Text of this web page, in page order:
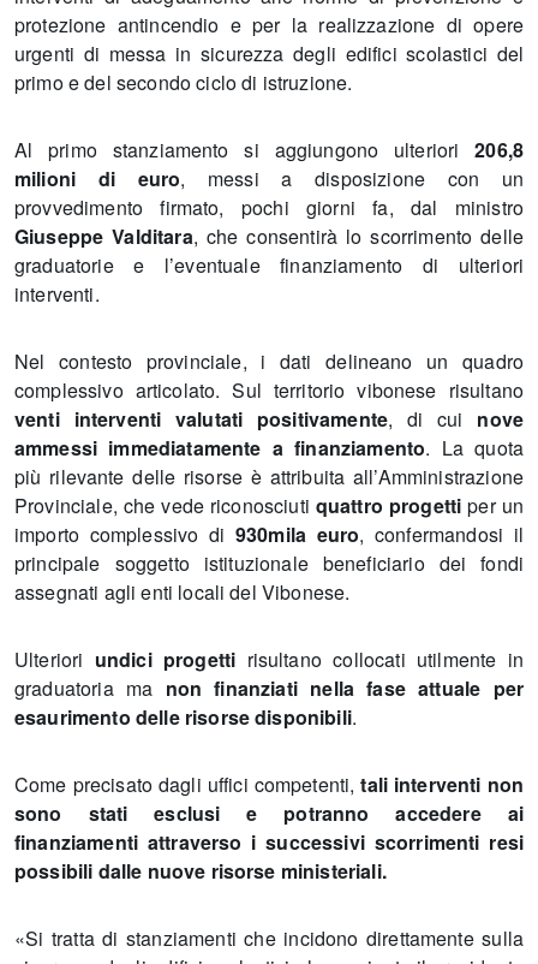
protezione antincendio e per la realizzazione di opere
urgenti di messa in sicurezza degli edifici scolastici del
primo e del secondo ciclo di istruzione.
Al primo stanziamento si aggiungono ulteriori206,8
milioni di euro, messi a disposizione con un
provvedimento firmato, pochi giorni fa, dal ministro
Giuseppe Valditara, che consentirà lo scorrimento delle
graduatorie e l’eventuale finanziamento di ulteriori
interventi.
Nel contesto provinciale, i dati delineano un quadro
complessivo articolato. Sul territorio vibonese risultano
venti interventi valutati positivamente, di cui nove
ammessi immediatamente a finanziamento. La quota
più rilevante delle risorse è attribuita all’Amministrazione
Provinciale, che vede riconosciuti quattro progetti per un
importo complessivo di 930mila euro, confermandosi il
principale soggetto istituzionale beneficiario dei fondi
assegnati agli enti locali del Vibonese.
Ulteriori undici progetti risultano collocati utilmente in
graduatoria ma non finanziati nella fase attuale per
esaurimento delle risorse disponibili.
Come precisato dagli uffici competenti,tali interventi non
sono stati esclusi e potranno accedere ai
finanziamenti attraverso i successivi scorrimenti resi
possibili dalle nuove risorse ministeriali.
«Si tratta di stanziamenti che incidono direttamente sulla